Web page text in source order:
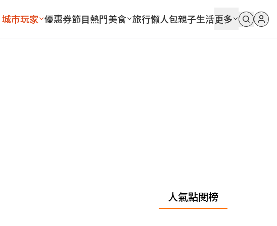
城市玩家 優惠券節目熱門美食 旅行懶人包親子生活更多
人氣點閱榜